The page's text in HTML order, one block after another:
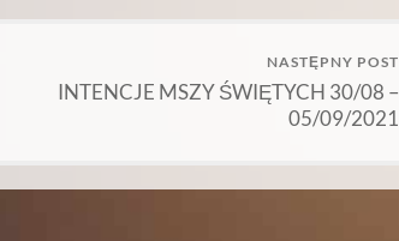
NASTĘPNY POST
INTENCJE MSZY ŚWIĘTYCH 30/08 –
05/09/2021